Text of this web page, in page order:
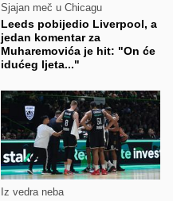
Sjajan meč u Chicagu
Leeds pobijedio Liverpool, a
jedan komentar za
Muharemovića je hit: "On će
idućeg ljeta..."
Iz vedra neba